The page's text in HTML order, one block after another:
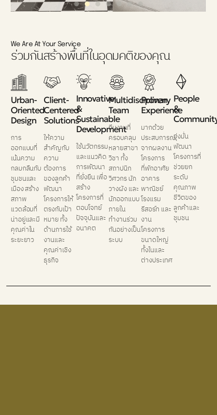
We Are At Your Service
ร่วมกันสร้างพื้นที่ในอุดมคติของคุณ
Urban-
Oriented
Design
การ
ออกแบบที่
เน้นความ
กลมกลืนกับ
ชุมชนและ
เมือง สร้าง
สภาพ
แวดล้อมที่
น่าอยู่และมี
คุณค่าใน
ระยะยาว
Client-
Centered
Solutions
ให้ความ
สำคัญกับ
ความ
ต้องการ
ของลูกค้า
พัฒนา
โครงการให้
ตรงกับเป้า
หมาย ทั้ง
ด้านการใช้
งานและ
คุณค่าเชิง
ธุรกิจ
Innovative
&
Sustainable
Development
ใช้นวัตกรรม
และแนวคิด
การพัฒนา
ที่ยั่งยืน เพื่อ
สร้าง
โครงการที่
ตอบโจทย์
ปัจจุบันและ
อนาคต
Multidisciplinary
Team
ทีมงานที่
ครอบคลุม
หลายสาขา
วิชา ทั้ง
สถาปนิก
วิศวกร นัก
วางผัง และ
นักออกแบบ
ภายใน
ทำงานร่วม
กันอย่างเป็น
ระบบ
Proven
Experience
มากด้วย
ประสบการณ์
จากผลงาน
โครงการ
ที่พักอาศัย
อาคาร
พาณิชย์
โรงแรม
รีสอร์ท และ
งาน
โครงการ
ขนาดใหญ่
ทั้งในและ
ต่างประเทศ
People
&
มุ่งมั่น
พัฒนา
โครงการที่
ช่วยยก
ระดับ
คุณภาพ
ชีวิตของ
ลูกค้าและ
ชุมชน